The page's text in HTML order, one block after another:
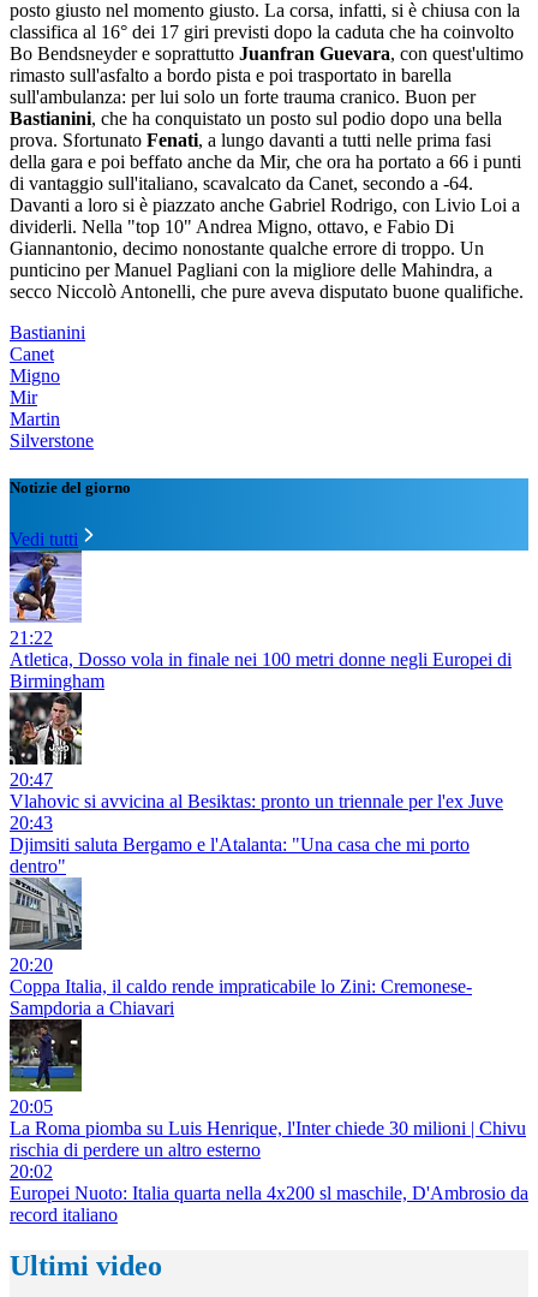
posto giusto nel momento giusto. La corsa, infatti, si è chiusa con la
classifica al 16° dei 17 giri previsti dopo la caduta che ha coinvolto
Bo Bendsneyder e soprattutto Juanfran Guevara, con quest'ultimo
rimasto sull'asfalto a bordo pista e poi trasportato in barella
sull'ambulanza: per lui solo un forte trauma cranico. Buon per
Bastianini, che ha conquistato un posto sul podio dopo una bella
prova. Sfortunato Fenati, a lungo davanti a tutti nelle prima fasi
della gara e poi beffato anche da Mir, che ora ha portato a 66 i punti
di vantaggio sull'italiano, scavalcato da Canet, secondo a -64.
Davanti a loro si è piazzato anche Gabriel Rodrigo, con Livio Loi a
dividerli. Nella "top 10" Andrea Migno, ottavo, e Fabio Di
Giannantonio, decimo nonostante qualche errore di troppo. Un
punticino per Manuel Pagliani con la migliore delle Mahindra, a
secco Niccolò Antonelli, che pure aveva disputato buone qualifiche.
Bastianini
Canet
Migno
Mir
Martin
Silverstone
Notizie del giorno
Vedi tutti
21:22
Atletica, Dosso vola in finale nei 100 metri donne negli Europei di
Birmingham
20:47
Vlahovic si avvicina al Besiktas: pronto un triennale per l'ex Juve
20:43
Djimsiti saluta Bergamo e l'Atalanta: "Una casa che mi porto
dentro"
20:20
Coppa Italia, il caldo rende impraticabile lo Zini: Cremonese-
Sampdoria a Chiavari
20:05
La Roma piomba su Luis Henrique, l'Inter chiede 30 milioni | Chivu
rischia di perdere un altro esterno
20:02
Europei Nuoto: Italia quarta nella 4x200 sl maschile, D'Ambrosio da
record italiano
Ultimi video